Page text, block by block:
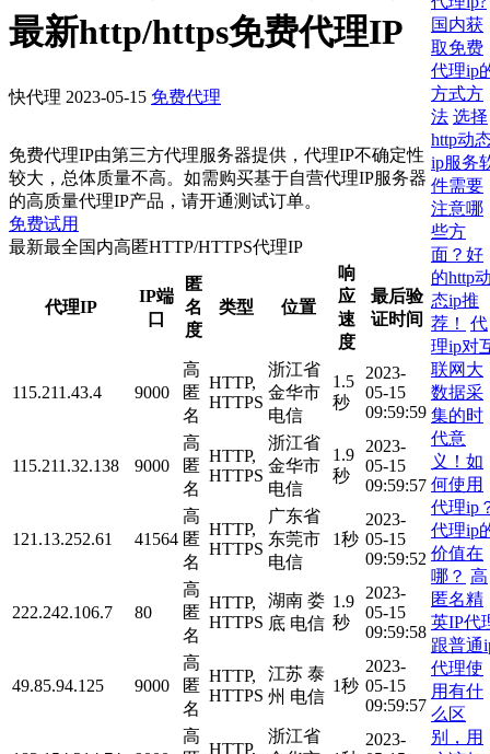
最新http/https免费代理IP
快代理 2023-05-15 免费代理
免费代理IP由第三方代理服务器提供，代理IP不确定性
较大，总体质量不高。如需购买基于自营代理IP服务器
的高质量代理IP产品，请开通测试订单。
免费试用
最新最全国内高匿HTTP/HTTPS代理IP
代理IP
IP端
口
匿
名
度
类型 位置
响
应
速
度
最后验
证时间
115.211.43.4 9000
高
匿
名
HTTP,
HTTPS
浙江省
金华市
电信
1.5
秒
2023-
05-15
09:59:59
115.211.32.138 9000
高
匿
名
HTTP,
HTTPS
浙江省
金华市
电信
1.9
秒
2023-
05-15
09:59:57
121.13.252.61 41564
高
匿
名
HTTP,
HTTPS
广东省
东莞市
电信
1秒
2023-
05-15
09:59:52
222.242.106.7 80
高
匿
名
HTTP,
HTTPS
湖南 娄
底 电信
1.9
秒
2023-
05-15
09:59:58
49.85.94.125 9000
高
匿
名
HTTP,
HTTPS
江苏 泰
州 电信
1秒
2023-
05-15
09:59:57
高
HTTP,
浙江省
2023-
国内获
取免费
代理ip
方式方
法 选择
http动
ip服务
件需要
注意哪
些方
面？好
的http
态ip推
荐！
代
理ip对
联网大
数据采
集的时
代意
义！如
何使用
代理ip
代理ip
价值在
哪？ 高
匿名精
英IP代
跟普通
代理使
用有什
么区
别，用